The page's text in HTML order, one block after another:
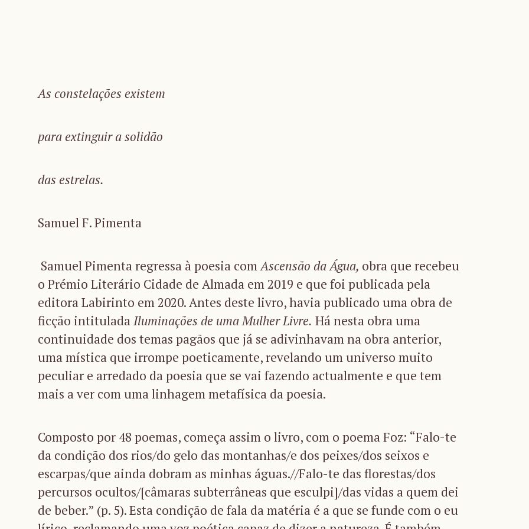
As constelações existem
para extinguir a solidão
das estrelas.
Samuel F. Pimenta
Samuel Pimenta regressa à poesia comAscensão da Água, obra que recebeu
o Prémio Literário Cidade de Almada em 2019 e que foi publicada pela
editora Labirinto em 2020. Antes deste livro, havia publicado uma obra de
ficção intituladaIluminações de uma Mulher Livre. Há nesta obra uma
continuidade dos temas pagãos que já se adivinhavam na obra anterior,
uma mística que irrompe poeticamente, revelando um universo muito
peculiar e arredado da poesia que se vai fazendo actualmente e que tem
mais a ver com uma linhagem metafísica da poesia.
Composto por 48 poemas, começa assim o livro, com o poema Foz: “Falo-te
da condição dos rios/do gelo das montanhas/e dos peixes/dos seixos e
escarpas/que ainda dobram as minhas águas.//Falo-te das florestas/dos
percursos ocultos/[câmaras subterrâneas que esculpi]/das vidas a quem dei
de beber.” (p. 5). Esta condição de fala da matéria é a que se funde com o eu